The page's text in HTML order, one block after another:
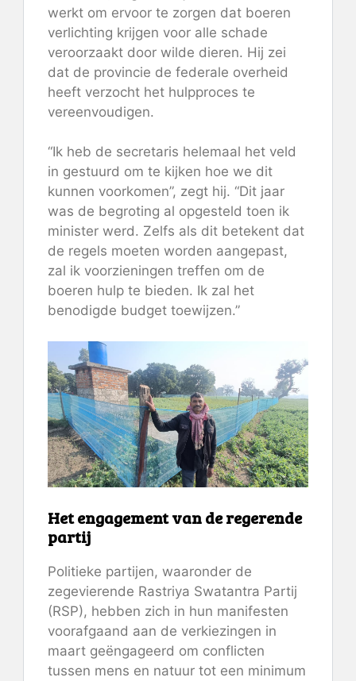
werkt om ervoor te zorgen dat boeren
verlichting krijgen voor alle schade
veroorzaakt door wilde dieren. Hij zei
dat de provincie de federale overheid
heeft verzocht het hulpproces te
vereenvoudigen.
“Ik heb de secretaris helemaal het veld
in gestuurd om te kijken hoe we dit
kunnen voorkomen”, zegt hij. “Dit jaar
was de begroting al opgesteld toen ik
minister werd. Zelfs als dit betekent dat
de regels moeten worden aangepast,
zal ik voorzieningen treffen om de
boeren hulp te bieden. Ik zal het
benodigde budget toewijzen.”
Het engagement van de regerende
partij
Politieke partijen, waaronder de
zegevierende Rastriya Swatantra Partij
(RSP), hebben zich in hun manifesten
voorafgaand aan de verkiezingen in
maart geëngageerd om conflicten
tussen mens en natuur tot een minimum